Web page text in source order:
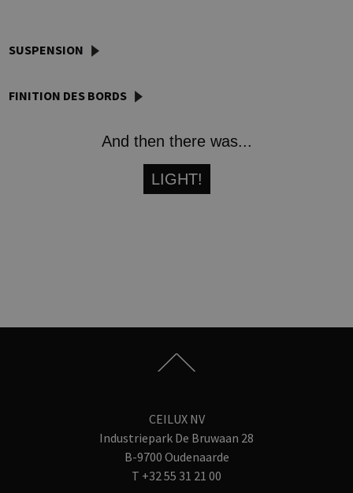
SUSPENSION
FINITION DES BORDS
And then there was...
LIGHT!
CEILUX NV
Industriepark De Bruwaan 28
B-9700 Oudenaarde
T +32 55 31 21 00